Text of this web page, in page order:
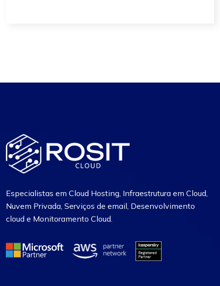
Especialistas em Cloud Hosting, Infraestrutura em Cloud,
Nuvem Privada, Serviços de email, Desenvolvimento
cloud e Monitoramento Cloud.